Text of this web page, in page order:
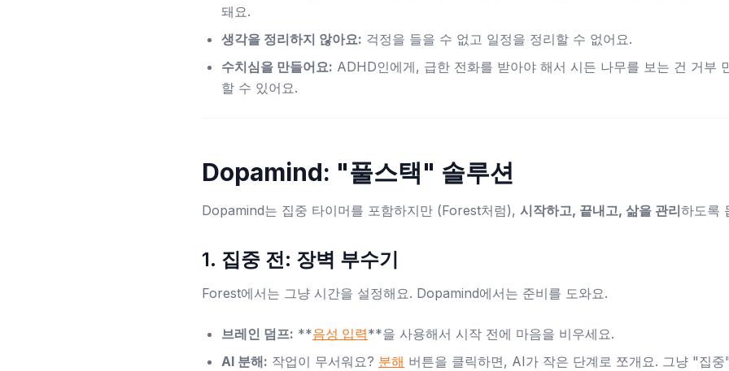
돼요.
생각을 정리하지 않아요: 걱정을 들을 수 없고 일정을 정리할 수 없어요.
수치심을 만들어요: ADHD인에게, 급한 전화를 받아야 해서 시든 나무를 보는 건 거부
할 수 있어요.
Dopamind: "풀스택" 솔루션
Dopamind는 집중 타이머를 포함하지만 (Forest처럼), 시작하고, 끝내고, 삶을 관리하도록
1. 집중 전: 장벽 부수기
Forest에서는 그냥 시간을 설정해요. Dopamind에서는 준비를 도와요.
브레인 덤프: **음성 입력**을 사용해서 시작 전에 마음을 비우세요.
AI 분해: 작업이 무서워요? 분해 버튼을 클릭하면, AI가 작은 단계로 쪼개요. 그냥 "집